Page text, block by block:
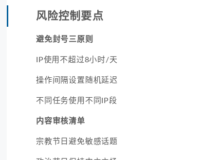
风险控制要点
避免封号三原则
IP使用不超过8小时/天
操作间隔设置随机延迟
不同任务使用不同IP段
内容审核清单
宗教节日避免敏感话题